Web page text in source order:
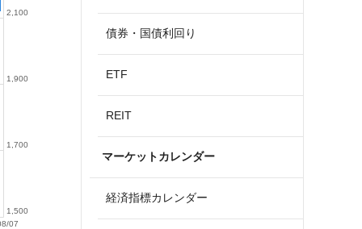
07
1,500
1,700
1,900
2,100
債券・国債利回り
ETF
REIT
マーケットカレンダー
経済指標カレンダー